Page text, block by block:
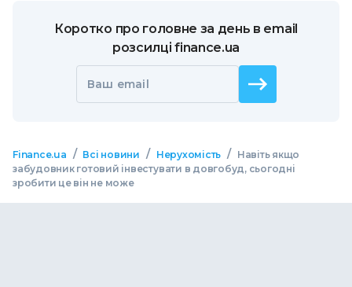
Коротко про головне за день в email
розсилці finance.ua
Ваш email
Finance.ua / Всі новини / Нерухомість /
Навіть якщо
забудовник готовий інвестувати в довгобуд, сьогодні
зробити це він не може